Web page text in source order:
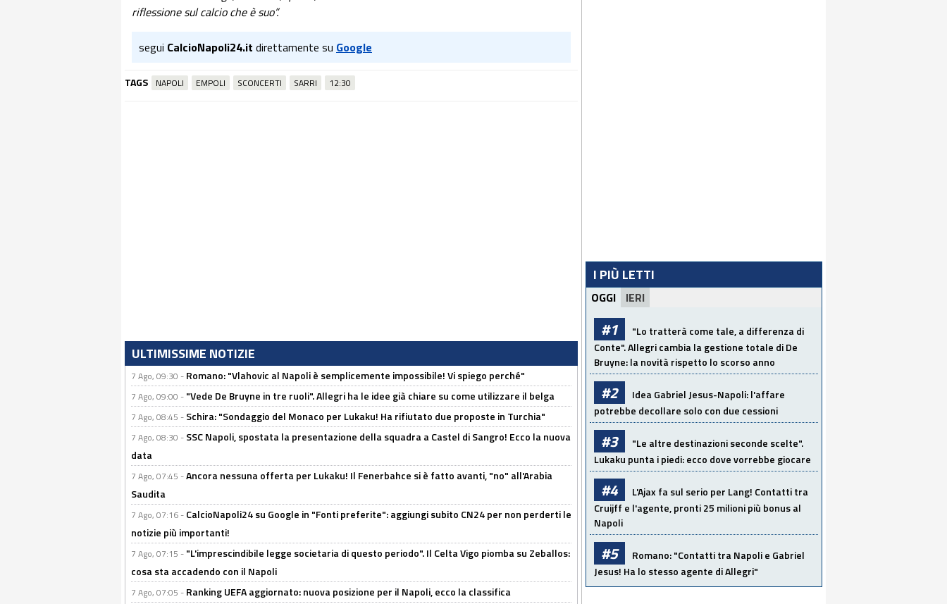
riflessione sul calcio che è suo”.
segui CalcioNapoli24.it direttamente su Google
TAGS NAPOLI EMPOLI SCONCERTI SARRI 12:30
ULTIMISSIME NOTIZIE
7 Ago, 09:30 - Romano: "Vlahovic al Napoli è semplicemente impossibile! Vi spiego perché"
7 Ago, 09:00 - "Vede De Bruyne in tre ruoli". Allegri ha le idee già chiare su come utilizzare il belga
7 Ago, 08:45 - Schira: "Sondaggio del Monaco per Lukaku! Ha rifiutato due proposte in Turchia"
7 Ago, 08:30 - SSC Napoli, spostata la presentazione della squadra a Castel di Sangro! Ecco la nuova
data
7 Ago, 07:45 -Ancora nessuna offerta per Lukaku! Il Fenerbahce si è fatto avanti, "no" all'Arabia
Saudita
7 Ago, 07:16 - CalcioNapoli24 su Google in "Fonti preferite": aggiungi subito CN24 per non perderti le
notizie più importanti!
7 Ago, 07:15 - "L'imprescindibile legge societaria di questo periodo". Il Celta Vigo piomba su Zeballos:
cosa sta accadendo con il Napoli
7 Ago, 07:05 - Ranking UEFA aggiornato: nuova posizione per il Napoli, ecco la classifica
I PIÙ LETTI
OGGI IERI
#1
"Lo tratterà come tale, a differenza di
Conte". Allegri cambia la gestione totale di De
Bruyne: la novità rispetto lo scorso anno
#2
Idea Gabriel Jesus-Napoli: l'affare
potrebbe decollare solo con due cessioni
#3
"Le altre destinazioni seconde scelte".
Lukaku punta i piedi: ecco dove vorrebbe giocare
#4
L'Ajax fa sul serio per Lang! Contatti tra
Cruijff e l'agente, pronti 25 milioni più bonus al
Napoli
#5
Romano: "Contatti tra Napoli e Gabriel
Jesus! Ha lo stesso agente di Allegri"